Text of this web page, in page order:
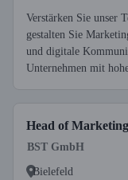
Verstärken Sie unser
gestalten Sie
und digitale
Unternehmen mit
Head of
BST GmbH
Bielefeld